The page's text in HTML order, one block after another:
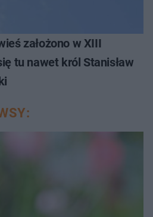
założono w XIII
tu nawet król Stanisław